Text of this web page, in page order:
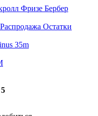
Фризе Бербер
Распродажа Остатки